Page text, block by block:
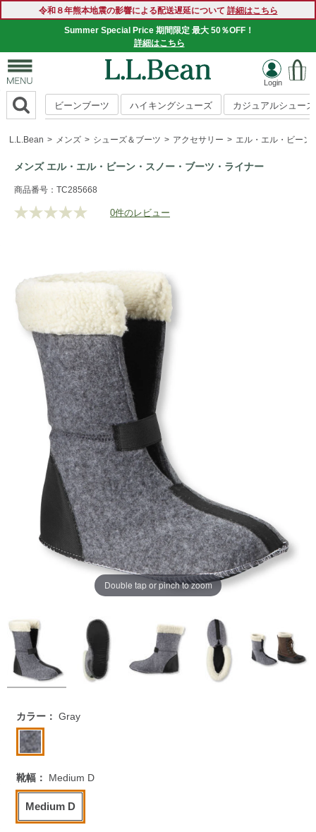
令和８年熊本地震の影響による配送遅延について 詳細はこちら
Summer Special Price 期間限定 最大 50％OFF！
詳細はこちら
ビーンブーツ ハイキングシューズ カジュアルシューズ
L.L.Bean メンズ シューズ＆ブーツ アクセサリー エル・エル・ビーン
メンズ エル・エル・ビーン・スノー・ブーツ・ライナー
https://www.llbean.co.jp/mens/shoes/accessories/g/
商品番号：TC285668
評
同
じ
ペ
ー
ジ
の
リ
ン
ク。
0件のレビュー
Double tap or pinch to zoom
https://www.llbean.co.jp/mens/shoes/accessories/g/
カラー： Gray
靴幅： Medium D
Medium D